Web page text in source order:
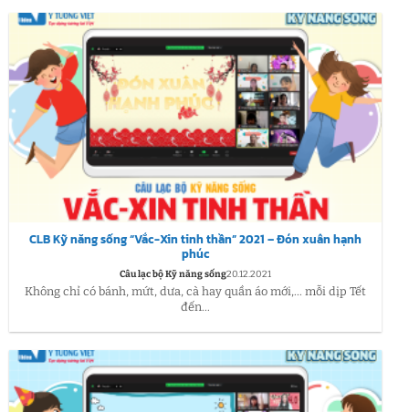
CLB Kỹ năng sống “Vắc-Xin tinh thần” 2021 – Đón xuân hạnh
phúc
Câu lạc bộ Kỹ năng sống20.12.2021
Không chỉ có bánh, mứt, dưa, cà hay quần áo mới,… mỗi dịp Tết
đến...